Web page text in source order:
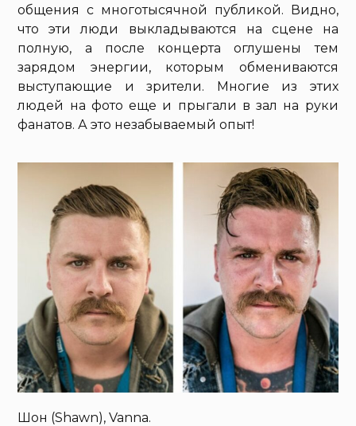
общения с многотысячной публикой. Видно,
что эти люди выкладываются на сцене на
полную, а после концерта оглушены тем
зарядом энергии, которым обмениваются
выступающие и зрители. Многие из этих
людей на фото еще и прыгали в зал на руки
фанатов. А это незабываемый опыт!
Шон (Shawn), Vanna.